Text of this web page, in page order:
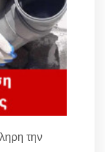
την